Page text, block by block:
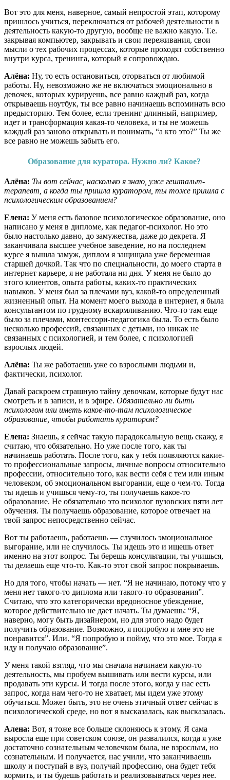
Вот это для меня, наверное, самый непростой этап, которому
пришлось учиться, переключаться от рабочей деятельности в
деятельность какую-то другую, вообще не важно какую. Т.е.
закрывая компьютер, закрывать и свои переживания, свои
мысли о тех рабочих процессах, которые проходят собственно
внутри курса, тренинга, который я сопровождаю.
Алёна: Ну, то есть остановиться, оторваться от любимой
работы. Ну, невозможно же не включаться эмоционально в
девочек, которых курируешь, все равно каждый раз, когда
открываешь ноутбук, ты все равно начинаешь вспоминать всю
предысторию. Тем более, если тренинг длинный, например,
идет и трансформация какая-то человека, и ты не можешь
каждый раз заново открывать и понимать, “а кто это?” Ты же
все равно не можешь забыть его.
Образование для куратора. Нужно ли? Какое?
Алёна: Ты вот сейчас, насколько я знаю, уже гештальт-
терапевт, а когда ты пришла куратором, ты тоже пришла с
психологическим образованием?
Елена: У меня есть базовое психологическое образование, оно
написано у меня в дипломе, как педагог-психолог. Но это
было настолько давно, до замужества, даже до декрета. Я
заканчивала высшее учебное заведение, но на последнем
курсе я вышла замуж, диплом я защищала уже беременная
старшей дочкой. Так что по специальности, до моего старта в
интернет карьере, я не работала ни дня. У меня не было до
этого клиентов, опыта работы, каких-то практических
навыков. У меня был за плечами вуз, какой-то определенный
жизненный опыт. На момент моего выхода в интернет, я была
консультантом по грудному вскармливанию. Что-то там еще
было за плечами, монтессори-педагогика была. То есть было
несколько профессий, связанных с детьми, но никак не
связанных с психологией, и тем более, с психологией
взрослых людей.
Алёна: Ты же работаешь уже со взрослыми людьми и,
фактически, психолог.
Давай раскроем страшную тайну девочкам, которые будут нас
смотреть и в записи, и в эфире. Обязательно ли быть
психологом или иметь какое-то-там психологическое
образование, чтобы работать куратором?
Елена: Знаешь, я сейчас такую парадоксальную вещь скажу, я
считаю, что обязательно. Но уже после того, как ты
начинаешь работать. После того, как у тебя появляются какие-
то профессиональные запросы, личные вопросы относительно
профессии, относительно того, как вести себя с тем или иным
человеком, об эмоциональном выгорании, еще о чем-то. Тогда
ты идешь и учишься чему-то, ты получаешь какое-то
образование. Не обязательно это психолог вузовских пяти лет
обучения. Ты получаешь образование, которое отвечает на
твой запрос непосредственно сейчас.
Вот ты работаешь, работаешь — случилось эмоциональное
выгорание, или не случилось. Ты идешь это и ищешь ответ
именно на этот вопрос. Ты берешь консультации, ты учишься,
ты делаешь еще что-то. Как-то этот свой запрос покрываешь.
Но для того, чтобы начать — нет. “Я не начинаю, потому что у
меня нет такого-то диплома или такого-то образования”.
Считаю, что это категорически вредоносное убеждение,
которое действительно не дает начать. Ты думаешь: “Я,
наверно, могу быть дизайнером, но для этого надо будет
получить образование. Возможно, я попробую и мне это не
понравится”. Или. “Я попробую и пойму, что это мое. Тогда я
иду и получаю образование”.
У меня такой взгляд, что мы сначала начинаем какую-то
деятельность, мы пробуем вышивать или вести курсы, или
продавать эти курсы. И тогда после этого, когда у нас есть
запрос, когда нам чего-то не хватает, мы идем уже этому
обучаться. Может быть, это не очень этичный ответ сейчас в
психологической среде, но вот я высказалась, как высказалась.
Алена: Вот, я тоже все больше склоняюсь к этому. Я сама
выросла еще при советском союзе, он развалился, когда я уже
достаточно сознательным человечком была, не взрослым, но
сознательным. И получается, нас учили, что заканчиваешь
школу и поступай в вуз, получай профессию, она будет тебя
кормить, и ты будешь работать и реализовываться через нее.